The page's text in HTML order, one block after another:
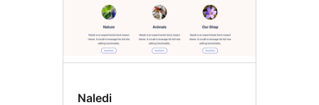
Naledi